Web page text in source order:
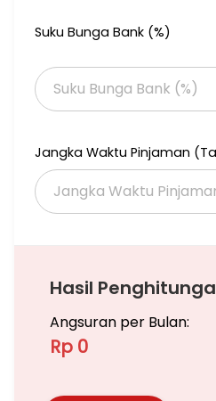
Suku Bunga Bank (%)
Jangka Waktu Pinjaman
Hasil
Angsuran per Bulan:
Rp 0